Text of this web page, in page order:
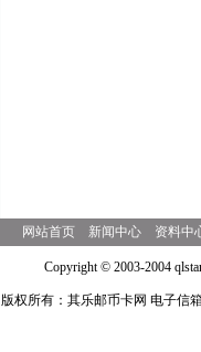
网站首页 新闻中心 资料中
Copyright © 2003-2004
版权所有：其乐邮币卡网 电子信